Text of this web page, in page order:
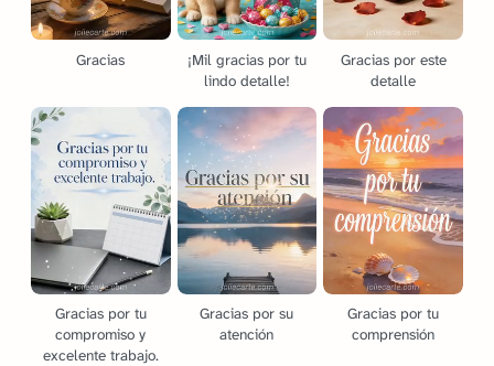
Gracias
¡Mil gracias por tu
lindo detalle!
Gracias por este
detalle
Gracias por tu
compromiso y
excelente trabajo.
Gracias por su
atención
Gracias por tu
comprensión